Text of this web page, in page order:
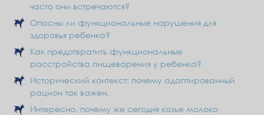
часто они встречаются?
Опасны ли функциональные нарушения для
здоровья ребенка?
Как предотвратить функциональные
расстройства пищеварения у ребенка?
Исторический контекст: почему адаптированный
рацион так важен.
Интересно, почему же сегодня козье молоко